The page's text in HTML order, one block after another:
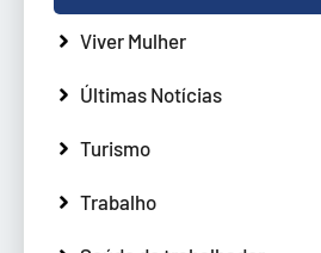
Viver Mulher
Últimas Notícias
Turismo
Trabalho